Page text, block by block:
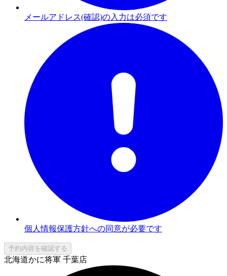
メールアドレス(確認)の入力は必須です
個人情報保護方針への同意が必要です
予約内容を確認する
北海道かに将軍 千葉店